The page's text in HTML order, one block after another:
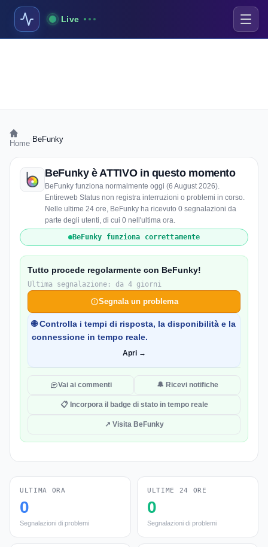
Live
Home BeFunky
BeFunky è ATTIVO in questo momento
BeFunky funziona normalmente oggi (6 August 2026).
Entireweb Status non registra interruzioni o problemi in corso.
Nelle ultime 24 ore, BeFunky ha ricevuto 0 segnalazioni da
parte degli utenti, di cui 0 nell'ultima ora.
BeFunky funziona correttamente
Tutto procede regolarmente con BeFunky!
Ultima segnalazione: da 4 giorni
Segnala un problema
🌐 Controlla i tempi di risposta, la disponibilità e la
connessione in tempo reale.
Apri →
Vai ai commenti 🔔 Ricevi notifiche
📋 Incorpora il badge di stato in tempo reale
↗ Visita BeFunky
ULTIMA ORA
0
Segnalazioni di problemi
ULTIME 24 ORE
0
Segnalazioni di problemi